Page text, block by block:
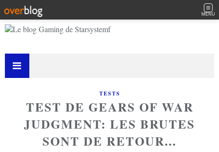
MENU
TESTS
TEST DE GEARS OF WAR
JUDGMENT: LES BRUTES
SONT DE RETOUR...